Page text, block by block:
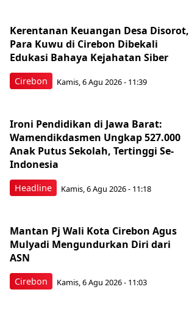
Cirebon
Kerentanan Keuangan Desa Disorot,
Para Kuwu di Cirebon Dibekali
Edukasi Bahaya Kejahatan Siber
Kamis, 6 Agu 2026 - 11:39
Headline
Ironi Pendidikan di Jawa Barat:
Wamendikdasmen Ungkap 527.000
Anak Putus Sekolah, Tertinggi Se-
Indonesia
Kamis, 6 Agu 2026 - 11:18
Cirebon
Mantan Pj Wali Kota Cirebon Agus
Mulyadi Mengundurkan Diri dari
ASN
Kamis, 6 Agu 2026 - 11:03